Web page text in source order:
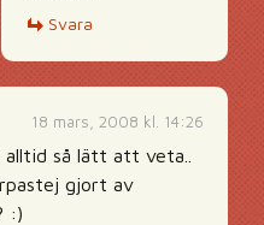
Svara
18 mars, 2008 kl. 14:26
så lätt att veta..
gjort av
:)